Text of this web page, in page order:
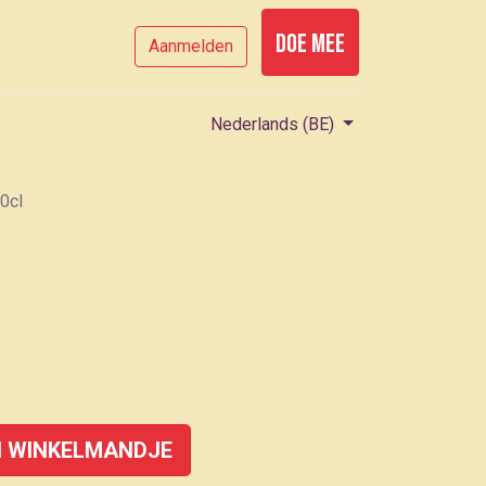
Aanmelden Doe mee
Nederlands (BE)
WINKELMANDJE